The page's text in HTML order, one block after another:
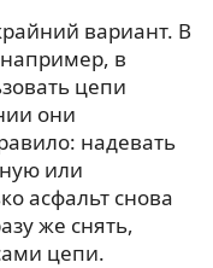
вариант. В
в
цепи
они
надевать
или
асфальт снова
же снять,
цепи.